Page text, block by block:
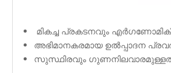
മികച്ച പ്രകടനവും
അഭിമാനകരമായ ഉൽപ്പാദന
സുസ്ഥിരവും